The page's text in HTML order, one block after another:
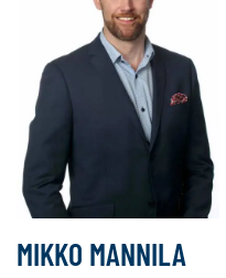
MIKKO MANNILA